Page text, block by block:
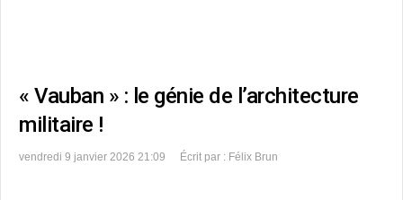
« Vauban » : le génie de l’architecture
militaire !
vendredi 9 janvier 2026 21:09 Écrit par : Félix Brun